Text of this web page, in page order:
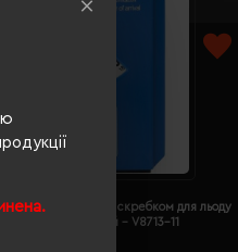
Паркометр зі скребком для льоду
Voyager синій - V8713-11